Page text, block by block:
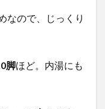
なので、じっくり
脚ほど。内湯にも